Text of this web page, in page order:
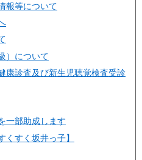
報等について
）について
康診査及び新生児聴覚検査受診
一部助成します
くすく坂井っ子】